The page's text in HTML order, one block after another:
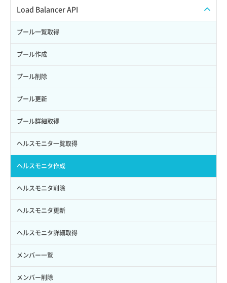
サブユーザーにロールを紐づけ
サブユーザー一覧取得
サブユーザー作成
サブユーザー削除
サブユーザー更新
サブユーザー詳細取得
トークン発行
パーミッション一覧取得
ロールからパーミッションを紐づけ解除
ロールにパーミッションを紐づけ
ロール一覧取得
ロール作成
イメージ一覧取得
イメージ保存使用量取得
イメージ保存容量取得
イメージ保存容量変更
イメージ削除
イメージ詳細取得
SSHキーペア一覧取得
SSHキーペア作成
SSHキーペア削除
SSHキーペア詳細取得
アタッチ済みポート一覧取得
アタッチ済みポート詳細取得
アタッチ済みボリューム一覧
アタッチ済みボリューム詳細取得
コンソールURL発行
サーバーに紐づくアドレス取得
サーバーに紐づくアドレス取得（ネットワーク指定）
サーバーに紐づくセキュリティグループ取得
サーバープラン一覧取得
QoSポリシー一覧取得
QoSポリシー詳細取得
サブネット一覧取得
サブネット作成（ローカルネットワーク用）
サブネット削除（ローカルネットワーク用）
サブネット詳細取得
セキュリティグループ ルール一覧取得
セキュリティグループ ルール作成
セキュリティグループ ルール削除
セキュリティグループ ルール詳細取得
セキュリティグループ一覧取得
セキュリティグループ作成
セキュリティグループ削除
Load Balancer API
プール一覧取得
プール作成
プール削除
プール更新
プール詳細取得
ヘルスモニタ一覧取得
ヘルスモニタ作成
ヘルスモニタ削除
ヘルスモニタ更新
ヘルスモニタ詳細取得
メンバー一覧
メンバー削除